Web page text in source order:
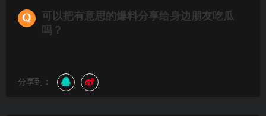
可以把有意思的爆料分享给身边朋友吃瓜
吗？
分享到：